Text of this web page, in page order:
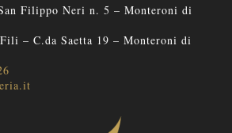
Filippo Neri n. 5 – Monteroni di
– C.da Saetta 19 – Monteroni di